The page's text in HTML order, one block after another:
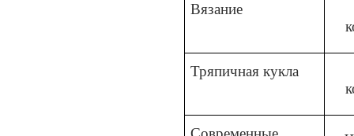
Вязание
Тряпичная кукла